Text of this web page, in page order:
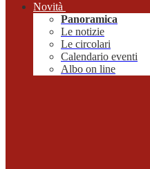
Novità
Panoramica
Le notizie
Le circolari
Calendario eventi
Albo on line